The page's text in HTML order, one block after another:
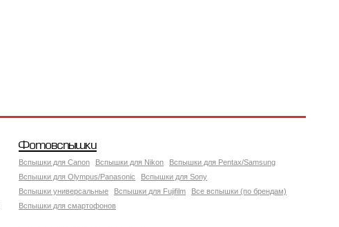
Фотовспышки
Вспышки для Canon Вспышки для Nikon
Вспышки для Pentax/Samsung
Вспышки для Olympus/Panasonic
Вспышки для Sony
Вспышки универсальные
Вспышки для Fujifilm
Все вспышки (по брендам)
Вспышки для смартофонов